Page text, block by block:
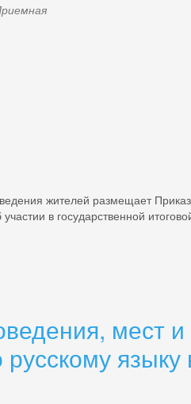
жителей размещает
в государственной
мест